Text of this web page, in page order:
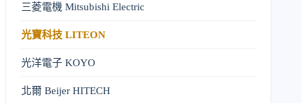
三菱電機 Mitsubishi Electric
光寶科技 LITEON
光洋電子 KOYO
北爾 Beijer HITECH